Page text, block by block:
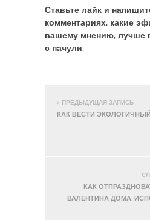
Ставьте лайк и
комментариях, какие
вашему мнению, лучше
с пачули.
« ПРЕДЫДУЩАЯ ЗАПИСЬ
КАК ВЕСТИ
КАК
ВАЛЕНТИНА ДОМА,